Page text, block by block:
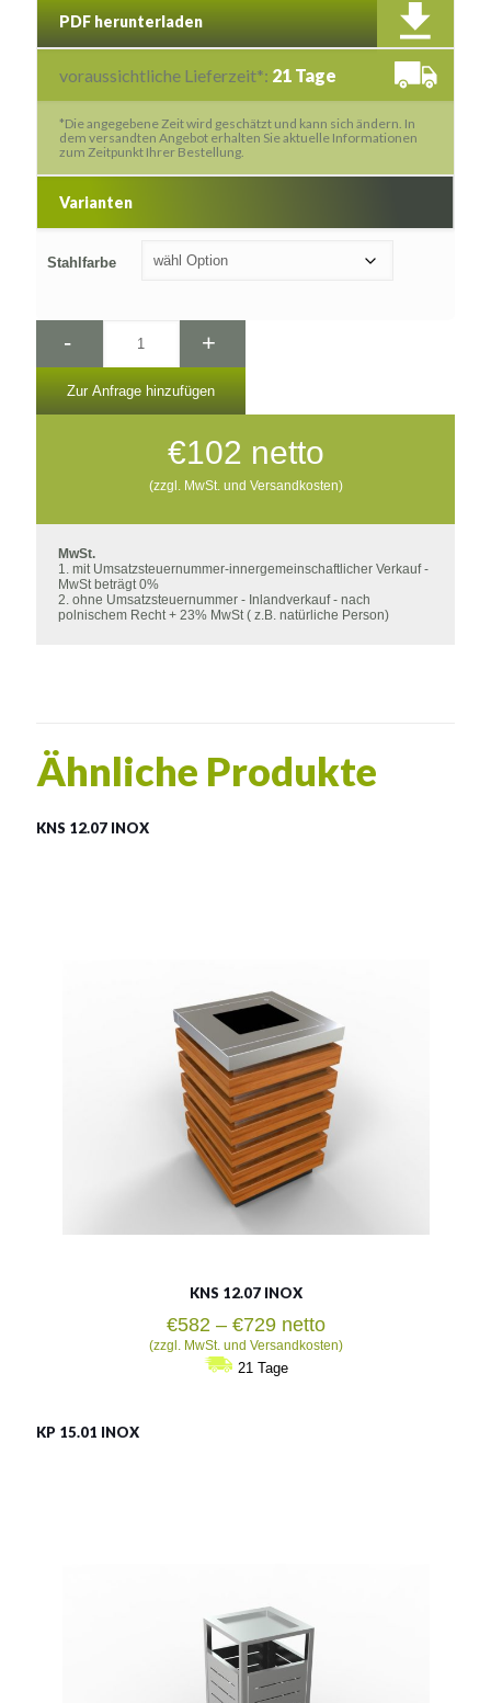
PDF herunterladen
voraussichtliche Lieferzeit*: 21 Tage
*Die angegebene Zeit wird geschätzt und kann sich ändern. In
dem versandten Angebot erhalten Sie aktuelle Informationen
zum Zeitpunkt Ihrer Bestellung.
Varianten
Stahlfarbe
- +
Zur Anfrage hinzufügen
€102 netto
(zzgl. MwSt. und Versandkosten)
MwSt.
1. mit Umsatzsteuernummer-innergemeinschaftlicher Verkauf -
MwSt beträgt 0%
2. ohne Umsatzsteuernummer - Inlandverkauf - nach
polnischem Recht + 23% MwSt ( z.B. natürliche Person)
Ähnliche Produkte
KNS 12.07 INOX
Siehe mehr
KNS 12.07 INOX
€582 – €729Preisspanne:
€582
bis
netto
(zzgl. MwSt. und Versandkosten)
21 Tage
KP 15.01 INOX
Siehe mehr